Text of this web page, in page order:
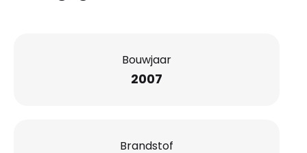
Bouwjaar
2007
Brandstof